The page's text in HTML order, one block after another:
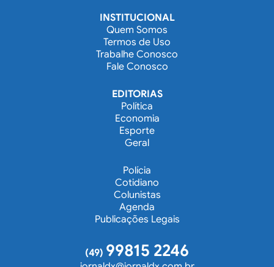
INSTITUCIONAL
Quem Somos
Termos de Uso
Trabalhe Conosco
Fale Conosco
EDITORIAS
Política
Economia
Esporte
Geral
Polícia
Cotidiano
Colunistas
Agenda
Publicações Legais
(49) 99815 2246